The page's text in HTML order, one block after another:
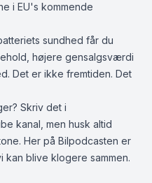
i EU's kommende
sundhed får du
højere gensalgsværdi
Det er ikke fremtiden. Det
Skriv det i
kanal, men husk altid
Her på Bilpodcasten er
kan blive klogere sammen.